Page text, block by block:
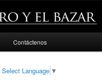
Contáctenos
Select Language ▼